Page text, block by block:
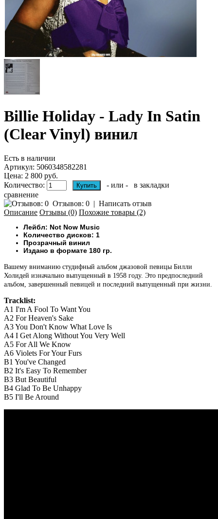
Billie Holiday ‎- Lady In Satin
(Clear Vinyl) винил
Есть в наличии
Артикул: 5060348582281
Цена: 2 800 руб.
Количество:
- или -
в закладки
сравнение
Отзывов: 0 | Написать отзыв
Описание Отзывы (0) Похожие товары (2)
Лейбл: Not Now Music
Количество дисков: 1
Прозрачный винил
Издано в формате 180 гр.
Вашему вниманию студифный альбом джазовой певицы Билли
Холидей изначально выпущенный в 1958 году. Это предпоследний
альбом, завершенный певицей и последний выпущенный при жизни.
Tracklist:
A1 I'm A Fool To Want You
A2 For Heaven's Sake
A3You Don't Know What Love Is
A4 I Get Along Without You Very Well
A5 For All We Know
A6 Violets For Your Furs
B1 You've Changed
B2 It's Easy To Remember
B3 But Beautiful
B4 Glad To Be Unhappy
B5 I'll Be Around